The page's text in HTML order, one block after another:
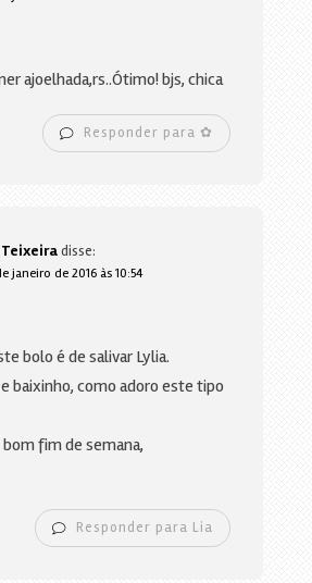
ajoelhada,rs..Ótimo! bjs, chica
Responder para ✿
disse:
janeiro de 2016 às 10:54
bolo é de salivar Lylia.
baixinho, como adoro este tipo
fim de semana,
Responder para Lia